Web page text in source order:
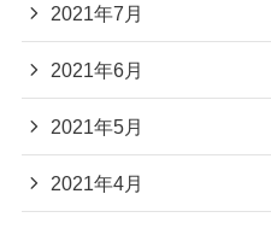
2021年7月
2021年6月
2021年5月
2021年4月